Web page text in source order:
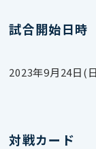
試合開始日時
2023年9月24日(
対戦カード